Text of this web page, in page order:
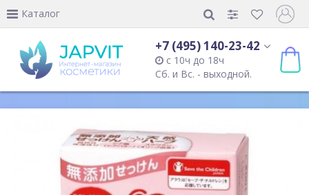
Каталог
+7 (495) 140-23-42
с 10ч до 18ч
Сб. и Вс. - выходной.